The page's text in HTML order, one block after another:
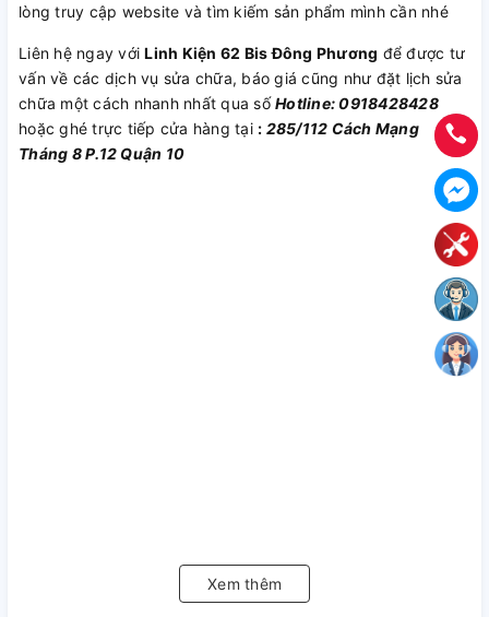
lòng truy cập website và tìm kiếm sản phẩm mình cần nhé
Liên hệ ngay vớiLinh Kiện 62 Bis Đông Phương để được tư
vấn về các dịch vụ sửa chữa, báo giá cũng như đặt lịch sửa
chữa một cách nhanh nhất qua sốHotline: 0918428428
hoặc ghé trực tiếp cửa hàng tại : 285/112 Cách Mạng
Tháng 8 P.12 Quận 10
Xem thêm